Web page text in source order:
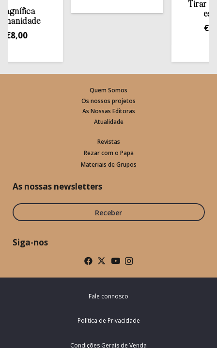
Tirar a
estante
13,50
Quem Somos
Os nossos projetos
As Nossas Editoras
Atualidade
Revistas
Rezar com o Papa
Materiais de Grupos
As nossas newsletters
Receber
Siga-nos
Fale connosco
Política de Privacidade
Condições Gerais de Venda